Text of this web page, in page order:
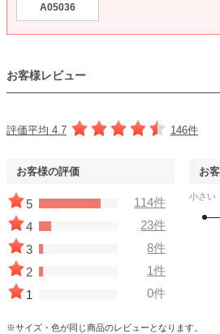
A05036
お客様レビュー
評価平均 4.7 146件
お客様の評価
5
114件
4
23件
3
8件
2
1件
1
0件
お
小さい
※サイズ・色が同じ商品のレビューとなります。